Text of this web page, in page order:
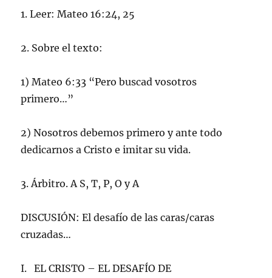
1. Leer: Mateo 16:24, 25
2. Sobre el texto:
1) Mateo 6:33 “Pero buscad vosotros
primero…”
2) Nosotros debemos primero y ante todo
dedicarnos a Cristo e imitar su vida.
3. Árbitro. A S, T, P, O y A
DISCUSIÓN: El desafío de las caras/caras
cruzadas…
I. EL CRISTO – EL DESAFÍO DE